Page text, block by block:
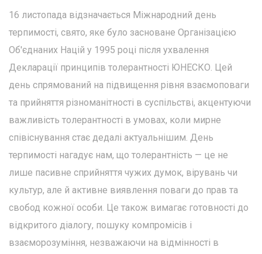
16 листопада відзначається Міжнародний день
терпимості, свято, яке було засноване Організацією
Об'єднаних Націй у 1995 році після ухвалення
Декларації принципів толерантності ЮНЕСКО. Цей
день спрямований на підвищення рівня взаємоповаги
та прийняття різноманітності в суспільстві, акцентуючи
важливість толерантності в умовах, коли мирне
співіснування стає дедалі актуальнішим. День
терпимості нагадує нам, що толерантність — це не
лише пасивне сприйняття чужих думок, вірувань чи
культур, але й активне виявлення поваги до прав та
свобод кожної особи. Це також вимагає готовності до
відкритого діалогу, пошуку компромісів і
взаєморозуміння, незважаючи на відмінності в